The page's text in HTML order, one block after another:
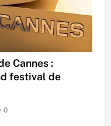
Cannes :
festival de
0